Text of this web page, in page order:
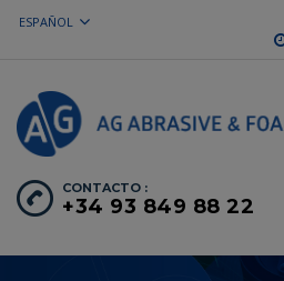
ESPAÑOL
CONTACTO :
+34 93 849 88 22